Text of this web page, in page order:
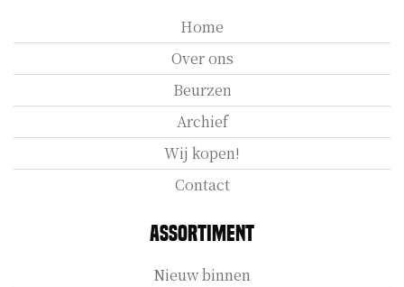
Home
Over ons
Beurzen
Archief
Wij kopen!
Contact
Assortiment
Nieuw binnen